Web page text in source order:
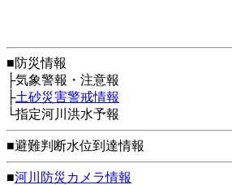
■防災情報
├気象警報・注意報
├土砂災害警戒情報
└指定河川洪水予報
■避難判断水位到達情報
■河川防災カメラ情報